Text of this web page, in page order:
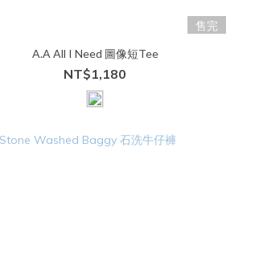
售完
A.A All I Need 圖像短Tee
NT$1,180